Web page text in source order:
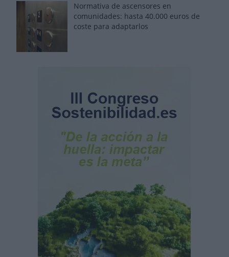
Normativa de ascensores en
comunidades: hasta 40.000 euros de
coste para adaptarlos